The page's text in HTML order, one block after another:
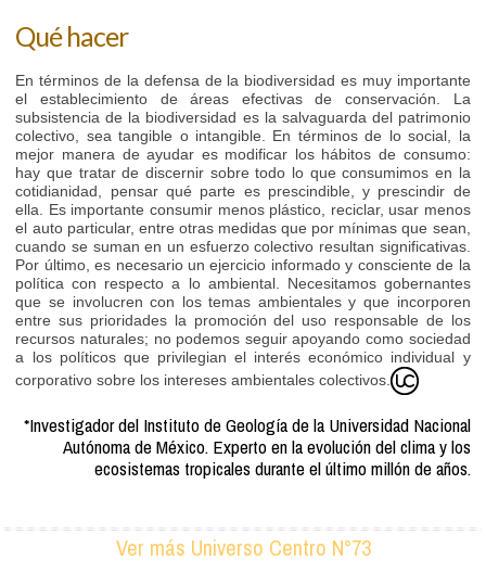
Qué hacer
En términos de la defensa de la biodiversidad es muy importante
el establecimiento de áreas efectivas de conservación. La
subsistencia de la biodiversidad es la salvaguarda del patrimonio
colectivo, sea tangible o intangible. En términos de lo social, la
mejor manera de ayudar es modificar los hábitos de consumo:
hay que tratar de discernir sobre todo lo que consumimos en la
cotidianidad, pensar qué parte es prescindible, y prescindir de
ella. Es importante consumir menos plástico, reciclar, usar menos
el auto particular, entre otras medidas que por mínimas que sean,
cuando se suman en un esfuerzo colectivo resultan significativas.
Por último, es necesario un ejercicio informado y consciente de la
política con respecto a lo ambiental. Necesitamos gobernantes
que se involucren con los temas ambientales y que incorporen
entre sus prioridades la promoción del uso responsable de los
recursos naturales; no podemos seguir apoyando como sociedad
a los políticos que privilegian el interés económico individual y
corporativo sobre los intereses ambientales colectivos.
*Investigador del Instituto de Geología de la Universidad Nacional
Autónoma de México. Experto en la evolución del clima y los
ecosistemas tropicales durante el último millón de años.
Ver más Universo Centro N°73